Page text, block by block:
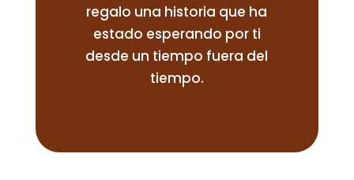
regalo una historia que ha
estado esperando por ti
desde un tiempo fuera del
tiempo.